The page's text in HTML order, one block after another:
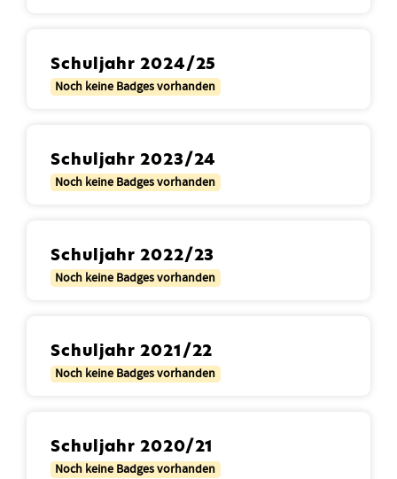
Schuljahr 2024/25
Noch keine Badges vorhanden
Schuljahr 2023/24
Noch keine Badges vorhanden
Schuljahr 2022/23
Noch keine Badges vorhanden
Schuljahr 2021/22
Noch keine Badges vorhanden
Schuljahr 2020/21
Noch keine Badges vorhanden